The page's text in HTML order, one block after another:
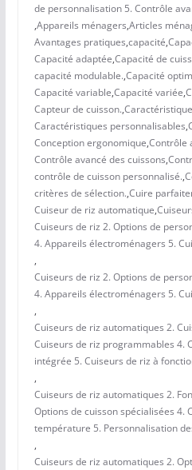
de personnalisation 5. Contrôle
,Appareils ménagers,Articles
Avantages pratiques,capacité,
Capacité adaptée,Capacité de
capacité modulable.,Capacité
Capacité variable,Capacité variée,
Capteur de cuisson.,
Caractéristiques personnalisables,
Conception ergonomique,Contrôle
Contrôle avancé des cuissons,
contrôle de cuisson personnalisé.,
critères de sélection.,Cuire
Cuiseur de riz automatique,
Cuiseurs de riz 2. Options de
4. Appareils électroménagers 5.
,
Cuiseurs de riz 2. Options de
4. Appareils électroménagers 5.
,
Cuiseurs de riz automatiques 2.
Cuiseurs de riz programmables 4.
intégrée 5. Cuiseurs de riz à
,
Cuiseurs de riz automatiques 2.
Options de cuisson spécialisées 4.
température 5. Personnalisation
,
Cuiseurs de riz automatiques 2.